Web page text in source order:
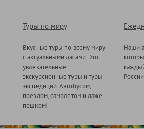
Туры по миру
Вкусные туры по всему миру
с актуальными датами. Это
увлекательные
экскурсионные туры и туры-
экспедиции. Автобусом,
поездом, самолетом и даже
пешком!
Наши